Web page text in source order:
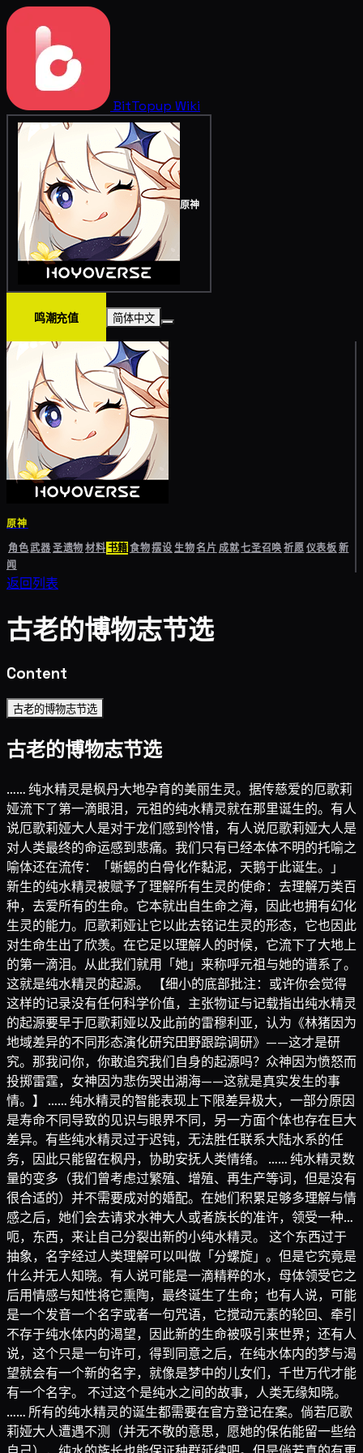
BitTopup Wiki
原神
鸣潮充值 简体中文
原神
角色武器圣遗物材料书籍食物摆设生物名片成就七圣召唤祈愿仪表板新
闻
返回列表
古老的博物志节选
Content
古老的博物志节选
古老的博物志节选
…… 纯水精灵是枫丹大地孕育的美丽生灵。据传慈爱的厄歌莉
娅流下了第一滴眼泪，元祖的纯水精灵就在那里诞生的。有人
说厄歌莉娅大人是对于龙们感到怜惜，有人说厄歌莉娅大人是
对人类最终的命运感到悲痛。我们只有已经本体不明的托喻之
喻体还在流传：「蜥蜴的白骨化作黏泥，天鹅于此诞生。」
新生的纯水精灵被赋予了理解所有生灵的使命：去理解万类百
种，去爱所有的生命。它本就出自生命之海，因此也拥有幻化
生灵的能力。厄歌莉娅让它以此去铭记生灵的形态，它也因此
对生命生出了欣羡。在它足以理解人的时候，它流下了大地上
的第一滴泪。从此我们就用「她」来称呼元祖与她的谱系了。
这就是纯水精灵的起源。 【细小的底部批注：或许你会觉得
这样的记录没有任何科学价值，主张物证与记载指出纯水精灵
的起源要早于厄歌莉娅以及此前的雷穆利亚，认为《林猪因为
地域差异的不同形态演化研究田野跟踪调研》——这才是研
究。那我问你，你敢追究我们自身的起源吗？众神因为愤怒而
投掷雷霆，女神因为悲伤哭出湖海——这就是真实发生的事
情。】 …… 纯水精灵的智能表现上下限差异极大，一部分原因
是寿命不同导致的见识与眼界不同，另一方面个体也存在巨大
差异。有些纯水精灵过于迟钝，无法胜任联系大陆水系的任
务，因此只能留在枫丹，协助安抚人类情绪。 …… 纯水精灵数
量的变多（我们曾考虑过繁殖、增殖、再生产等词，但是没有
很合适的）并不需要成对的婚配。在她们积累足够多理解与情
感之后，她们会去请求水神大人或者族长的准许，领受一种…
呃，东西，来让自己分裂出新的小纯水精灵。 这个东西过于
抽象，名字经过人类理解可以叫做「分螺旋」。但是它究竟是
什么并无人知晓。有人说可能是一滴精粹的水，母体领受它之
后用情感与知性将它熏陶，最终诞生了生命；也有人说，可能
是一个发音一个名字或者一句咒语，它搅动元素的轮回、牵引
不存于纯水体内的渴望，因此新的生命被吸引来世界；还有人
说，这个只是一句许可，得到同意之后，在纯水体内的梦与渴
望就会有一个新的名字，就像是梦中的儿女们，千世万代才能
有一个名字。 不过这个是纯水之间的故事，人类无缘知晓。
…… 所有的纯水精灵的诞生都需要在官方登记在案。倘若厄歌
莉娅大人遭遇不测（并无不敬的意思，愿她的保佑能留一些给